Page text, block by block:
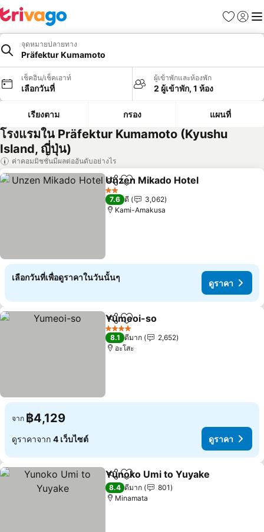
รายการโป
เข้าสู่ร
เมนู
จุดหมายปลายทาง
Präfektur Kumamoto
เช็คอิน/เช็คเอาท์
เลือกวันที่
ผู้เข้าพักและห้องพัก
2 ผู้เข้าพัก, 1 ห้อง
เรียงตาม กรอง แผนที่
โรงแรมใน Präfektur Kumamoto (Kyushu
Island, ญี่ปุ่น)
ค่าคอมมิชชั่นมีผลต่ออันดับอย่างไร
แชร์ เพิ่มในรายการโปรด
Unzen Mikado Hotel
2 ดาว
7.6 ดี
3,062
Kami-Amakusa
เลือกวันที่เพื่อดูราคาในวันนั้นๆ
ดูราคา
แชร์ เพิ่มในรายการโปรด
Yumeoi-so
4 ดาว
8.1 ดีมาก
2,652
อะโสะ
จาก ฿4,129
ดูราคาจาก 4 เว็บไซต์ ดูราคา
แชร์ เพิ่มในรายการโปรด
Yunoko Umi to Yuyake
8.4 ดีมาก
801
Minamata